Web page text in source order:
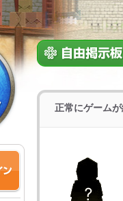
正常にゲーム